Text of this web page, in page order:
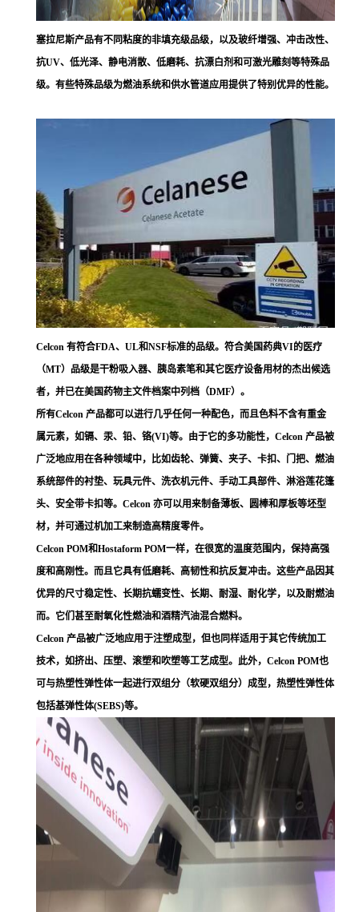
塞拉尼斯产品有不同粘度的非填充级品级，以及玻纤增强、冲击改性、
抗UV、低光泽、静电消散、低磨耗、抗漂白剂和可激光雕刻等特殊品
级。有些特殊品级为燃油系统和供水管道应用提供了特别优异的性能。
Celcon 有符合FDA、UL和NSF标准的品级。符合美国药典VI的医疗
（MT）品级是干粉吸入器、胰岛素笔和其它医疗设备用材的杰出候选
者，并已在美国药物主文件档案中列档（DMF）。
所有Celcon 产品都可以进行几乎任何一种配色，而且色料不含有重金
属元素，如镉、汞、铅、铬(VI)等。由于它的多功能性，Celcon 产品被
广泛地应用在各种领域中，比如齿轮、弹簧、夹子、卡扣、门把、燃油
系统部件的衬垫、玩具元件、洗衣机元件、手动工具部件、淋浴莲花篷
头、安全带卡扣等。Celcon 亦可以用来制备薄板、圆棒和厚板等坯型
材，并可通过机加工来制造高精度零件。
Celcon POM和Hostaform POM一样，在很宽的温度范围内，保持高强
度和高刚性。而且它具有低磨耗、高韧性和抗反复冲击。这些产品因其
优异的尺寸稳定性、长期抗蠕变性、长期、耐湿、耐化学，以及耐燃油
而。它们甚至耐氧化性燃油和酒精汽油混合燃料。
Celcon 产品被广泛地应用于注塑成型，但也同样适用于其它传统加工
技术，如挤出、压塑、滚塑和吹塑等工艺成型。此外，Celcon POM也
可与热塑性弹性体一起进行双组分（软硬双组分）成型，热塑性弹性体
包括基弹性体(SEBS)等。